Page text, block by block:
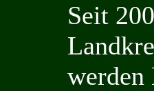
Seit
werden